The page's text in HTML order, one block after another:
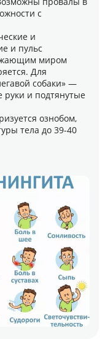
с
и
и пульс
миром
Для
собаки» —
руки и подтянутые
ознобом,
тела до 39-40